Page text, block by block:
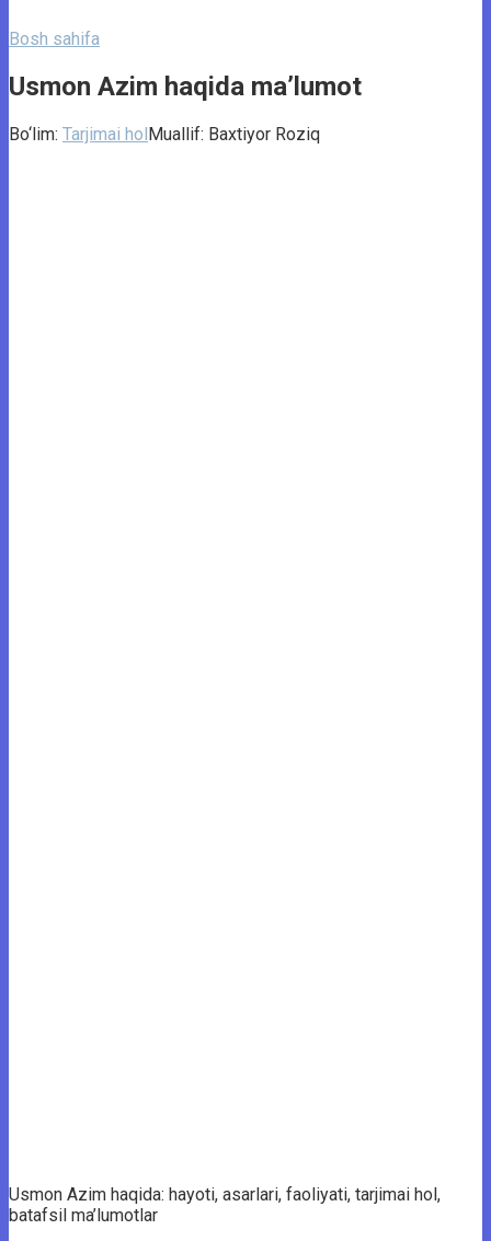
Bosh sahifa
Usmon Azim haqida ma’lumot
Bo‘lim: Tarjimai holMuallif: Baxtiyor Roziq
Usmon Azim haqida: hayoti, asarlari, faoliyati, tarjimai hol,
batafsil ma’lumotlar